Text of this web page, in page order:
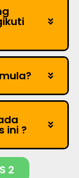
ini ?
2